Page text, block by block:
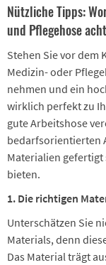
Nützliche Tipps:
und Pflegehose
Stehen Sie vor dem
Medizin- oder
nehmen und ein
wirklich perfekt zu
gute Arbeitshose
bedarfsorientierten
Materialien gefertigt
bieten.
1. Die richtigen
Unterschätzen Sie
Materials, denn
Das Material trägt